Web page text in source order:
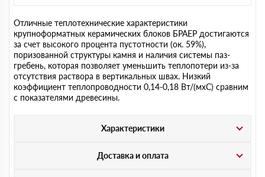
Отличные теплотехнические характеристики
крупноформатных керамических блоков БРАЕР достигаются
за счет высокого процента пустотности (ок. 59%),
поризованной структуры камня и наличия системы паз-
гребень, которая позволяет уменьшить теплопотери из-за
отсутствия раствора в вертикальных швах. Низкий
коэффициент теплопроводности 0,14-0,18 Вт/(мхС) сравним
с показателями древесины.
Характеристики
Доставка и оплата